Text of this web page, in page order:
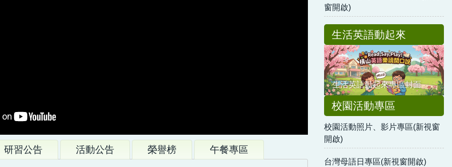
研習公告 活動公告 榮譽榜 午餐專區
窗開啟)
生活英語動起來
生活英語動起來專區封面
校園活動專區
校園活動照片、影片專區(新視窗
開啟)
台灣母語日專區(新視窗開啟)